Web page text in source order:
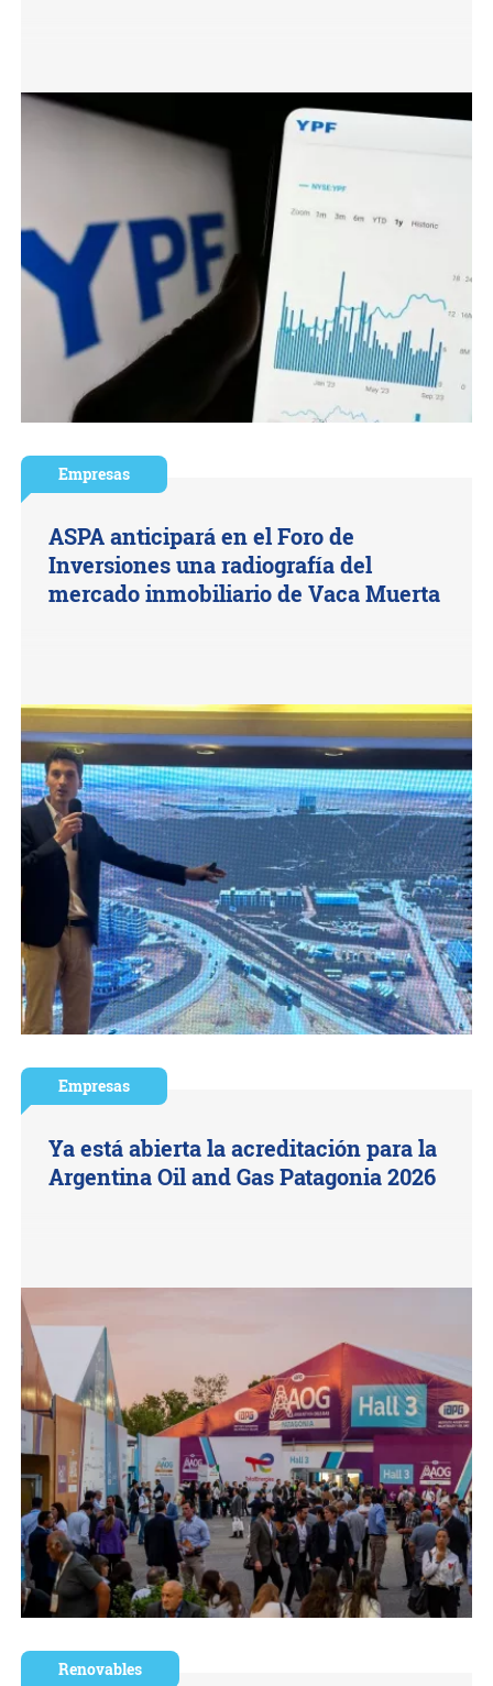
Empresas
ASPA anticipará en el Foro de
Inversiones una radiografía del
mercado inmobiliario de Vaca Muerta
Empresas
Ya está abierta la acreditación para la
Argentina Oil and Gas Patagonia 2026
Renovables